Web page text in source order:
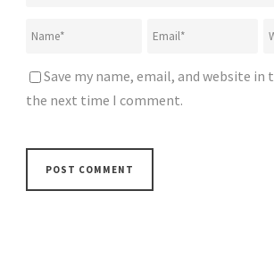
Save my name, email, and website
the next time I comment.